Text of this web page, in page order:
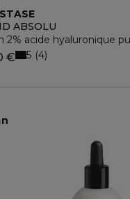
ABSOLU
2% acide hyaluronique
€ 5 4